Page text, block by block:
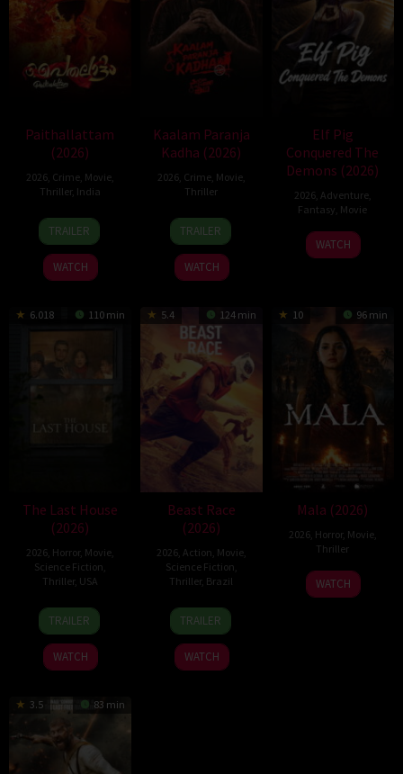
Paithallattam
(2026)
2026, Crime, Movie,
Thriller, India
29
May
2026
TRAILER
WATCH
Kaalam Paranja
Kadha (2026)
2026, Crime, Movie,
Thriller
31
Jul
2026
TRAILER
WATCH
Elf Pig
Conquered The
Demons (2026)
2026, Adventure,
Fantasy Movie
30
Jul
WATCH
6.018 110 min
The Last House
(2026)
2026, Horror, Movie,
Science Fiction
Thriller, USA
6
Aug
2026
Louis
Leterrier
TRAILER
WATCH
5.4 124 min
Beast Race
(2026)
2026, Action Movie,
Science Fiction
Thriller, Brazil
17
Mar
2026
Fernando
Meirelles
TRAILER
WATCH
10 96 min
Mala (2026)
2026, Horror, Movie,
Thriller
10
Jul
Trishul
Thejasvi
WATCH
3.5 83 min